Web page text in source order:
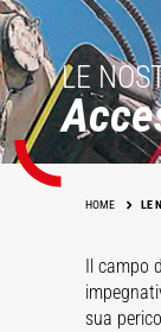
LE
HOME LE
Il campo
sua